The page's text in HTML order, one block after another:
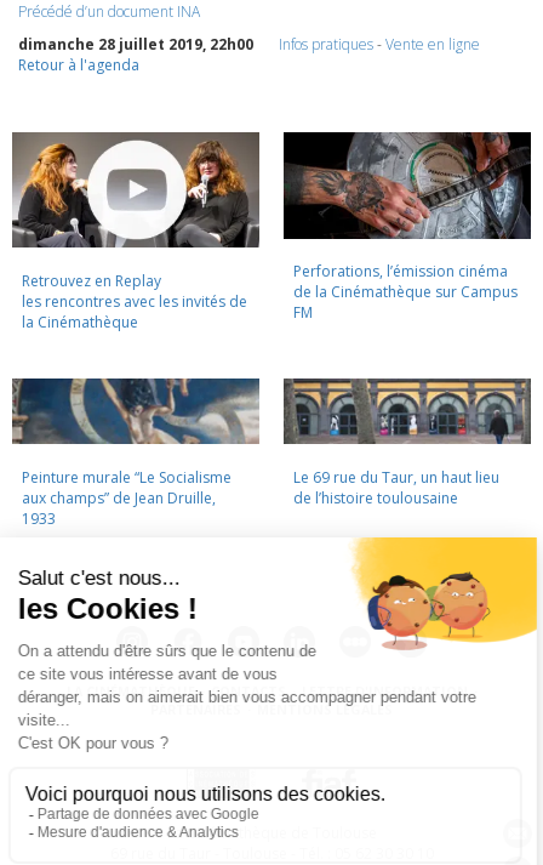
Précédé d’un document INA
dimanche 28 juillet 2019, 22h00
Infos pratiques-Vente en ligne
Retour à l'agenda
Retrouvez en Replay
les rencontres avec les invités de
la Cinémathèque
Perforations, l’émission cinéma
de la Cinémathèque sur Campus
FM
Peinture murale “Le Socialisme
aux champs” de Jean Druille,
1933
Le 69 rue du Taur, un haut lieu
de l’histoire toulousaine
LA CINÉMATHÈQUE · CONTACTS · LETTRE D'INFORMATION ·
MENTIONS LÉGALES
La Cinémathèque de Toulouse